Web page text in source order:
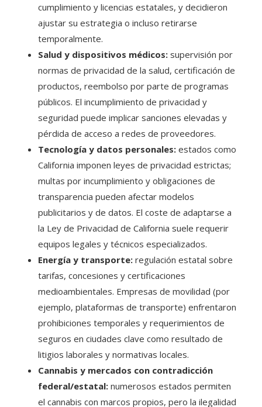
cumplimiento y licencias estatales, y decidieron
ajustar su estrategia o incluso retirarse
temporalmente.
Salud y dispositivos médicos: supervisión por
normas de privacidad de la salud, certificación de
productos, reembolso por parte de programas
públicos. El incumplimiento de privacidad y
seguridad puede implicar sanciones elevadas y
pérdida de acceso a redes de proveedores.
Tecnología y datos personales: estados como
California imponen leyes de privacidad estrictas;
multas por incumplimiento y obligaciones de
transparencia pueden afectar modelos
publicitarios y de datos. El coste de adaptarse a
la Ley de Privacidad de California suele requerir
equipos legales y técnicos especializados.
Energía y transporte: regulación estatal sobre
tarifas, concesiones y certificaciones
medioambientales. Empresas de movilidad (por
ejemplo, plataformas de transporte) enfrentaron
prohibiciones temporales y requerimientos de
seguros en ciudades clave como resultado de
litigios laborales y normativas locales.
Cannabis y mercados con contradicción
federal/estatal: numerosos estados permiten
el cannabis con marcos propios, pero la ilegalidad